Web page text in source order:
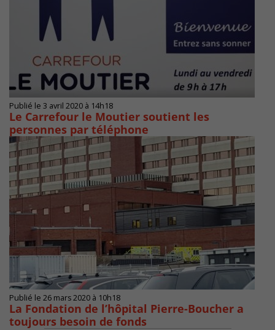
Publié le 3 avril 2020 à 14h18
Le Carrefour le Moutier soutient les
personnes par téléphone
Publié le 26 mars 2020 à 10h18
La Fondation de l’hôpital Pierre-Boucher a
toujours besoin de fonds